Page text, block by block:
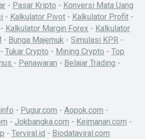
- Pasar Kripto - Konversi Mata Uang
- Kalkulator Pivot - Kalkulator Profit -
- Kalkulator Margin Forex - Kalkulator
- Bunga Majemuk - Simulasi KPR -
- Tukar Crypto - Mining Crypto - Top
- Penawaran - Belajar Trading -
- Pugur.com - Aopok.com -
- Jokbangka.com - Keimanan.com -
- Terviral.id - Biodataviral.com